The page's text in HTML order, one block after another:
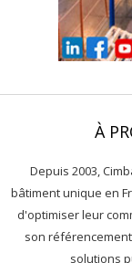
À
Depuis 2003,
bâtiment unique en
d'optimiser leur
son
solutions